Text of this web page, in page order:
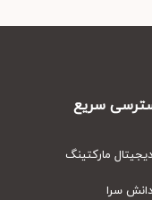
سریع
مارکتینگ
سرا